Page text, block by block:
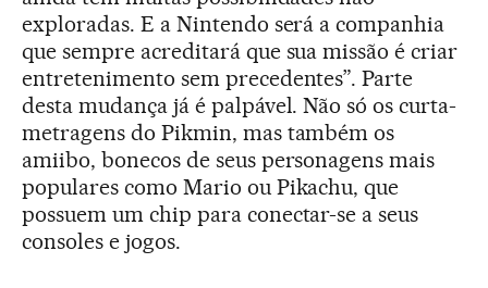
exploradas. E a Nintendo será a companhia
que sempre acreditará que sua missão é criar
entretenimento sem precedentes”. Parte
desta mudança já é palpável. Não só os curta-
metragens do Pikmin, mas também os
amiibo, bonecos de seus personagens mais
populares como Mario ou Pikachu, que
possuem um chip para conectar-se a seus
consoles e jogos.